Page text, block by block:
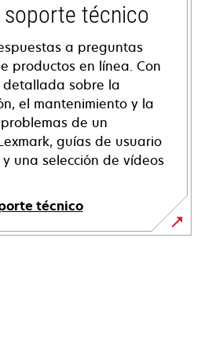
soporte técnico
a preguntas
productos en línea. Con
detallada sobre la
el mantenimiento y la
de un
guías de usuario
una selección de vídeos
técnico